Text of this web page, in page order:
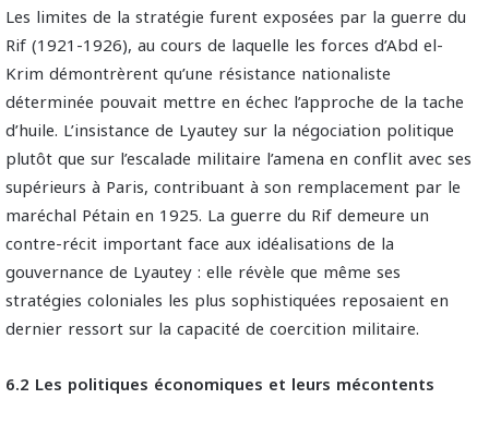
Les limites de la stratégie furent exposées par la guerre du
Rif (1921-1926), au cours de laquelle les forces d’Abd el-
Krim démontrèrent qu’une résistance nationaliste
déterminée pouvait mettre en échec l’approche de la tache
d’huile. L’insistance de Lyautey sur la négociation politique
plutôt que sur l’escalade militaire l’amena en conflit avec ses
supérieurs à Paris, contribuant à son remplacement par le
maréchal Pétain en 1925. La guerre du Rif demeure un
contre-récit important face aux idéalisations de la
gouvernance de Lyautey : elle révèle que même ses
stratégies coloniales les plus sophistiquées reposaient en
dernier ressort sur la capacité de coercition militaire.
6.2 Les politiques économiques et leurs mécontents